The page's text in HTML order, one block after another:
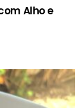
Alho e